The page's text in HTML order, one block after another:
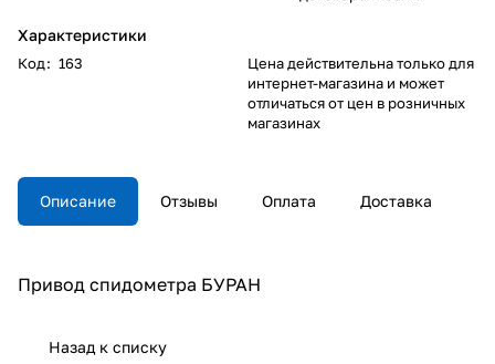
Характеристики
Код: 163
Цена действительна только для
интернет-магазина и может
отличаться от цен в розничных
магазинах
Описание Отзывы Оплата Доставка
Привод спидометра БУРАН
Назад к списку